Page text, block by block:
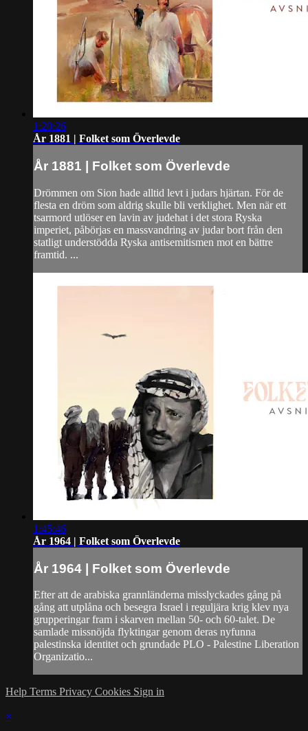
1:20:26
År 1881 | Folket som Överlevde
År 1881 | Folket som Överlevde
Drömmen om Sion hade alltid levt i judars hjärtan. För de
flesta en dröm som aldrig skulle bli verklighet. Men när ett
tsarmord utlöser en lavin av judehat i det stora Ryska
imperiet, påbörjas en massvandring av judar bort från den
statligt understödda Ryska antisemitismen mot en bättre
framtid. ...
1:45:46
År 1964 | Folket som Överlevde
År 1964 | Folket som Överlevde
Efter att de arabiska grannländerna misslyckades gång på
gång att utplåna och besegra Israel i reguljära krig klev nya
grupperingar fram i skarven mellan 50- och 60-talet. De
samlade missnöjda flyktingar genom deras nyfunna
palestinska identitet och grundade PLO - Palestine Liberation
Organizatio...
Help Terms Privacy Cookies Sign in
×